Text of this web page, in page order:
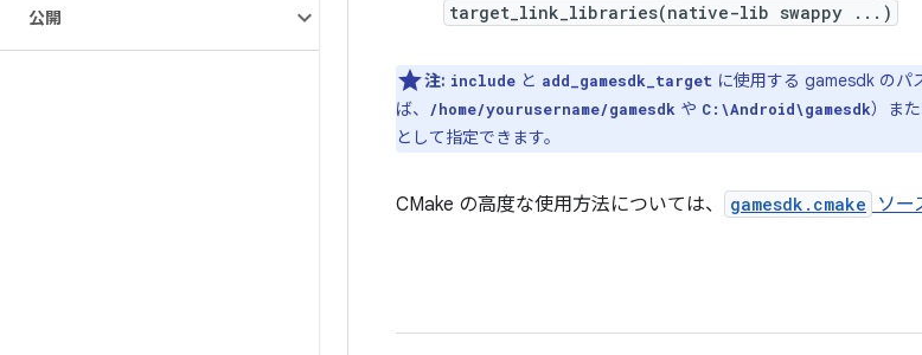
公開 target_link_libraries(native-lib swappy ...)
注: include と add_gamesdk_target に使用する gamesdk のパ
ば、
/home/yourusername/gamesdk や C:\Android\gamesdk）ま
として指定できます。
CMake の高度な使用方法については、 gamesdk.cmake ソー